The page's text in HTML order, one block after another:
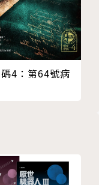
陪我，走過波麗
見，靈魂的城
麗麗專輯《畫
輯《情鎖》、鳳
選舉歌曲等共計
並舉辦過多次攝
4：第64號病